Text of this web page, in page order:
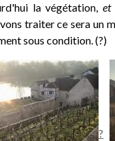
la végétation,et
traiter ce sera un
sous condition. (?)
?